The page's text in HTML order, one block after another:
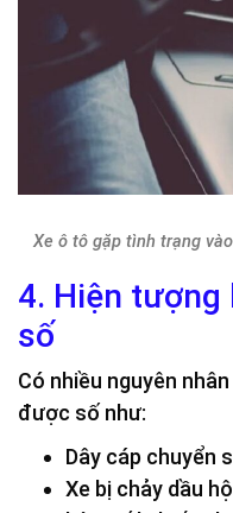
Xe ô tô gặp tình trạng
4. Hiện tượng
số
Có nhiều nguyên
được số như:
Dây cáp chuyển
Xe bị chảy dầu